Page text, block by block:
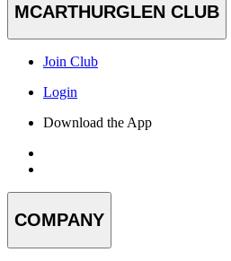
MCARTHURGLEN CLUB
Join Club
Login
Download the App
COMPANY